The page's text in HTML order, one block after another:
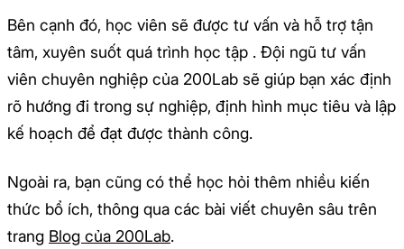
Bên cạnh đó, học viên sẽ được tư vấn và hỗ trợ tận
tâm, xuyên suốt quá trình học tập . Đội ngũ tư vấn
viên chuyên nghiệp của 200Lab sẽ giúp bạn xác định
rõ hướng đi trong sự nghiệp, định hình mục tiêu và lập
kế hoạch để đạt được thành công.
Ngoài ra, bạn cũng có thể học hỏi thêm nhiều kiến
thức bổ ích, thông qua các bài viết chuyên sâu trên
trang Blog của 200Lab.